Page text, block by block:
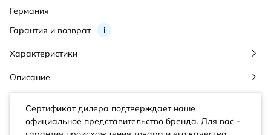
Гарантия и возврат i
Германия
Характеристики
Описание
Сертификат дилера подтверждает наше
официальное представительство бренда. Для вас -